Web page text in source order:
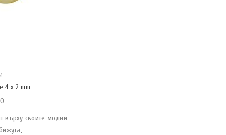
4 x 2 mm
върху своите модни